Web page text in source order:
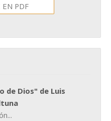
EN PDF
de Dios" de Luis